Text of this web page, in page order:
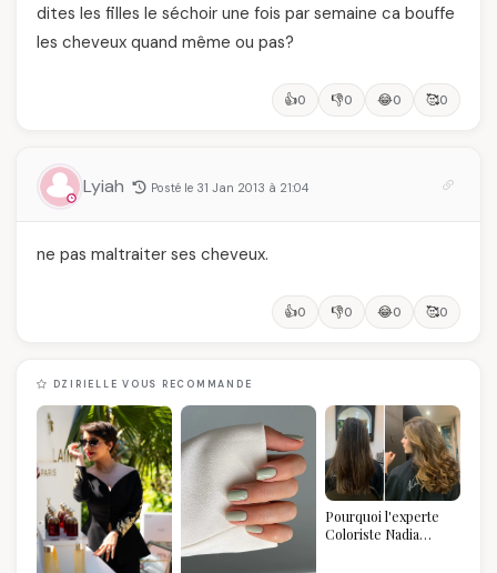
dites les filles le séchoir une fois par semaine ca bouffe
les cheveux quand même ou pas?
👍0 👎0 😂0 🥰0
Lyiah Posté le 31 Jan 2013 à 21:04
ne pas maltraiter ses cheveux.
👍0 👎0 😂0 🥰0
DZIRIELLE VOUS RECOMMANDE
Pourquoi l'experte
Coloriste Nadia